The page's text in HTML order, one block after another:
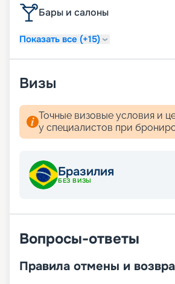
Бары и салоны
Показать все (+15)
Визы
Точные визовые условия и
у специалистов при
Бразилия
БЕЗ ВИЗЫ
Вопросы-ответы
Правила отмены и